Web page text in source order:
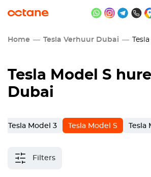
Home Tesla Verhuur Dubai Tesla
Tesla Model S
Dubai
Tesla Model 3 Tesla Model S
Filters